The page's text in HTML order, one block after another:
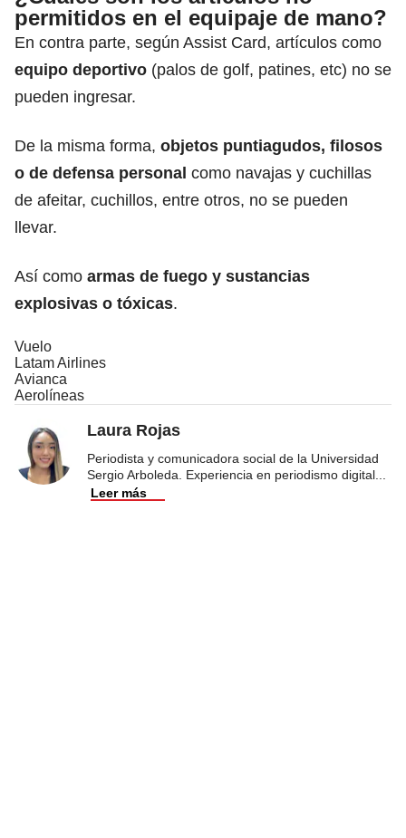
permitidos en el equipaje de mano?
En contra parte, según Assist Card, artículos como
equipo deportivo (palos de golf, patines, etc) no se
pueden ingresar.
De la misma forma, objetos puntiagudos, filosos
o de defensa personal como navajas y cuchillas
de afeitar, cuchillos, entre otros, no se pueden
llevar.
Así como armas de fuego y sustancias
explosivas o tóxicas.
Vuelo
Latam Airlines
Avianca
Aerolíneas
Laura Rojas
Periodista y comunicadora social de la Universidad
Sergio Arboleda. Experiencia en periodismo digital
Leer más